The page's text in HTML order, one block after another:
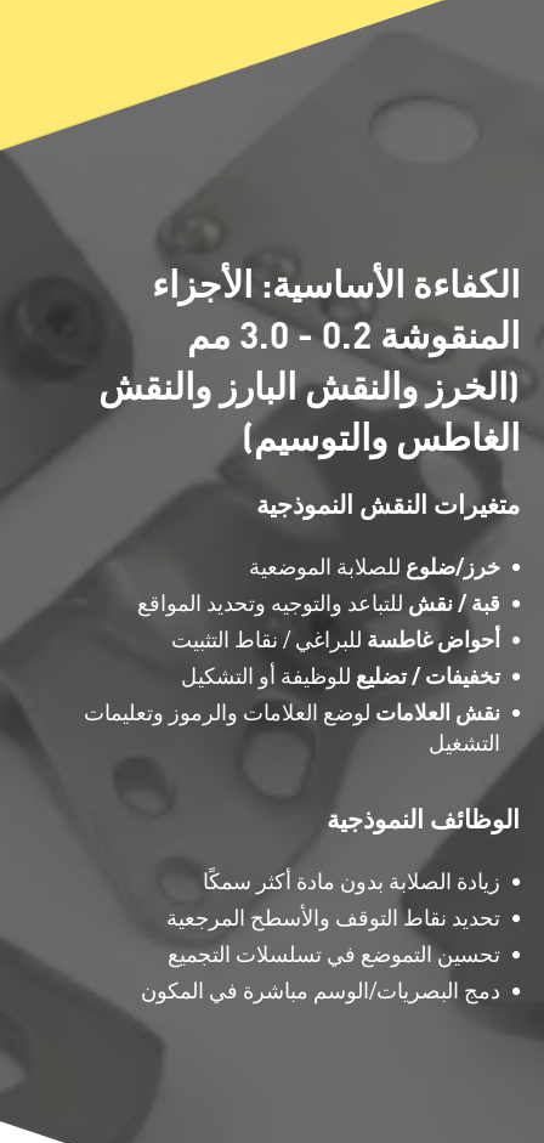
الكفاءة الأساسية: الأجزاء
المنقوشة 0.2 - 3.0 مم
(الخرز والنقش البارز والنقش
الغاطس والتوسيم)
متغيرات النقش النموذجية
خرز/ضلوع للصلابة الموضعية
قبة / نقش للتباعد والتوجيه وتحديد المواقع
أحواض غاطسة للبراغي / نقاط التثبيت
تخفيفات / تضليع للوظيفة أو التشكيل
نقش العلامات لوضع العلامات والرموز وتعليمات
التشغيل
الوظائف النموذجية
زيادة الصلابة بدون مادة أكثر سمكًا
تحديد نقاط التوقف والأسطح المرجعية
تحسين التموضع في تسلسلات التجميع
دمج البصريات/الوسم مباشرة في المكون